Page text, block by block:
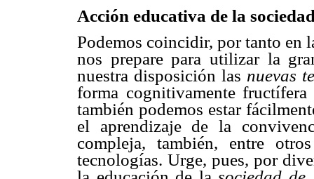
Acción educativa de la
Podemos coincidir, por tanto en
nos prepare para utilizar la
nuestra disposición las nuevas
forma cognitivamente
también podemos estar
el aprendizaje de la
compleja, también, entre
tecnologías. Urge, pues, por